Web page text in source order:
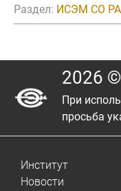
Раздел: ИСЭМ СО
2026
При
просьба
Институт
Новости